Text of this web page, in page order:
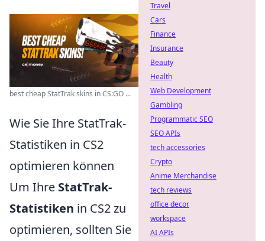
best cheap StatTrak skins in CS:GO ...
Wie Sie Ihre StatTrak-
Statistiken in CS2
optimieren können
Um Ihre StatTrak-
Statistiken in CS2 zu
optimieren, sollten Sie
Travel
Cars
Finance
Insurance
Beauty
Health
Web Development
Gambling
Programmatic SEO
SEO APIs
tech accessories
Crypto
Anime Merchandise
tech reviews
office decor
workspace
AI APIs